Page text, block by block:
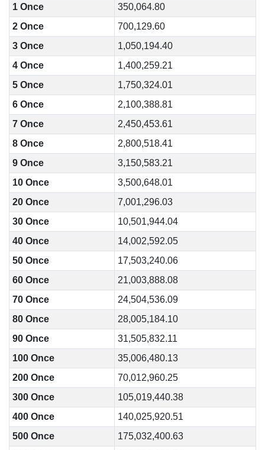
1 Once
350,064.80
2 Once
700,129.60
3 Once
1,050,194.40
4 Once
1,400,259.21
5 Once
1,750,324.01
6 Once
2,100,388.81
7 Once
2,450,453.61
8 Once
2,800,518.41
9 Once
3,150,583.21
10 Once
3,500,648.01
20 Once
7,001,296.03
30 Once
10,501,944.04
40 Once
14,002,592.05
50 Once
17,503,240.06
60 Once
21,003,888.08
70 Once
24,504,536.09
80 Once
28,005,184.10
90 Once
31,505,832.11
100 Once
35,006,480.13
200 Once
70,012,960.25
300 Once
105,019,440.38
400 Once
140,025,920.51
500 Once
175,032,400.63